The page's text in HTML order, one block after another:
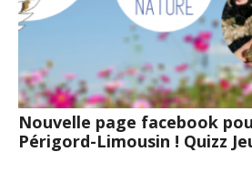
Nouvelle page facebook
Périgord-Limousin ! Quizz